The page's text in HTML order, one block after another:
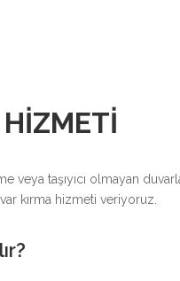
veya taşıyıcı olmayan
kırma hizmeti veriyoruz.